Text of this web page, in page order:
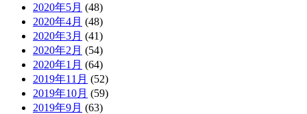
2020年5月 (48)
2020年4月 (48)
2020年3月 (41)
2020年2月 (54)
2020年1月 (64)
2019年11月 (52)
2019年10月 (59)
2019年9月 (63)